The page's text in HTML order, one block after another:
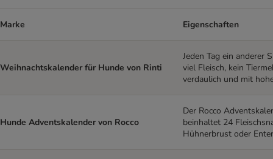
Marke Eigenschaften
Weihnachtskalender für Hunde von Rinti
Jeden Tag ein anderer
viel Fleisch, kein
verdaulich und mit
Hunde Adventskalender von Rocco
Der Rocco
beinhaltet 24
Hühnerbrust oder